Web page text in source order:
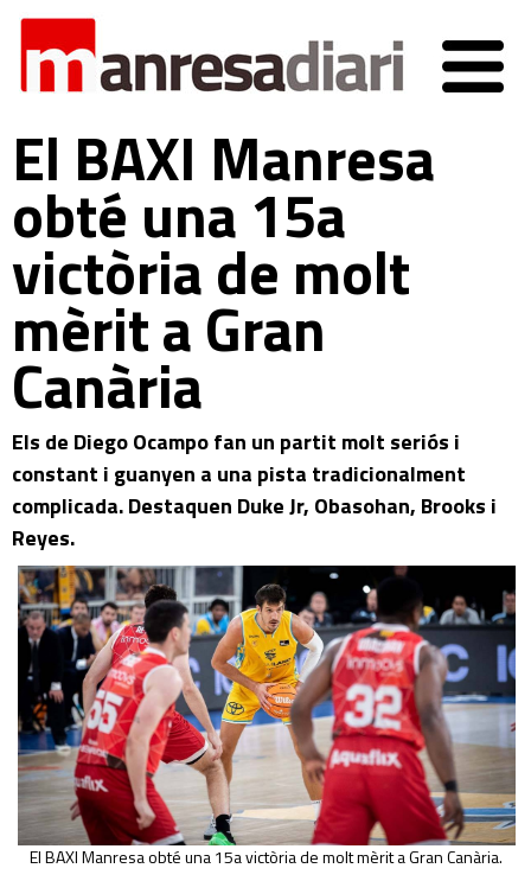
El BAXI Manresa
obté una 15a
victòria de molt
mèrit a Gran
Canària
Els de Diego Ocampo fan un partit molt seriós i
constant i guanyen a una pista tradicionalment
complicada. Destaquen Duke Jr, Obasohan, Brooks i
Reyes.
El BAXI Manresa obté una 15a victòria de molt mèrit a Gran Canària.